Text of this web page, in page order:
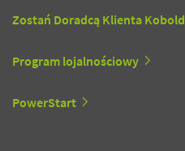
Zostań Doradcą Klienta Kobold
Program lojalnościowy
PowerStart